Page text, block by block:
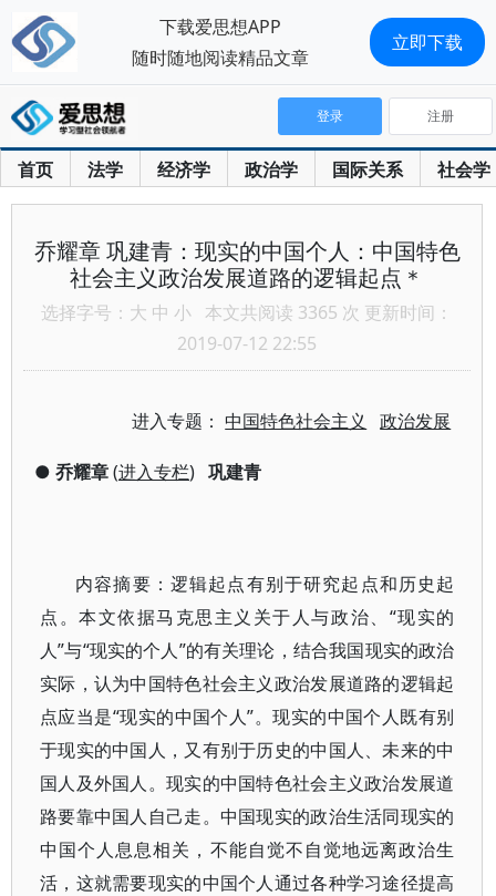
首页 法学 经济学 政治学 国际关系 社会学
登录 注册
乔耀章 巩建青：现实的中国个人：中国特色
社会主义政治发展道路的逻辑起点＊
选择字号： 大 中 小 本文共阅读 3365 次 更新时间：
2019-07-12 22:55
进入专题：中国特色社会主义 政治发展
● 乔耀章(进入专栏) 巩建青
内容摘要：逻辑起点有别于研究起点和历史起
点。本文依据马克思主义关于人与政治、“现实的
人”与“现实的个人”的有关理论，结合我国现实的政治
实际，认为中国特色社会主义政治发展道路的逻辑起
点应当是“现实的中国个人”。现实的中国个人既有别
于现实的中国人，又有别于历史的中国人、未来的中
国人及外国人。现实的中国特色社会主义政治发展道
路要靠中国人自己走。中国现实的政治生活同现实的
中国个人息息相关，不能自觉不自觉地远离政治生
活，这就需要现实的中国个人通过各种学习途径提高
下载爱思想APP
随时随地阅读精品文章
立即下载